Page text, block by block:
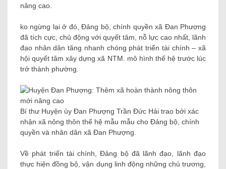
nâng cao.
ko ngừng lại ở đó, Đảng bộ, chính quyền xã Đan Phượng
đã tích cực, chủ động với quyết tâm, nỗ lực cao nhất, lãnh
đạo nhân dân tăng nhanh chóng phát triển tài chính – xã
hội quyết tâm xây dựng xã NTM. mô hình thế hệ trước lúc
trở thành phường.
Bí thư Huyện ủy Đan Phượng Trần Đức Hải trao bởi xác
nhận xã nông thôn thế hệ mẫu mẫu cho Đảng bộ, chính
quyền và nhân dân xã Đan Phượng.
Về phát triển tài chính, Đảng bộ đã lãnh đạo, lãnh đạo
thực hiện đồng bộ, vận dụng linh động những chủ trương,